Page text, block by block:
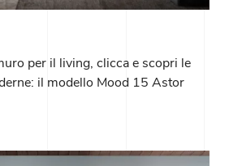
per il living, clicca e scopri le
il modello Mood 15 Astor